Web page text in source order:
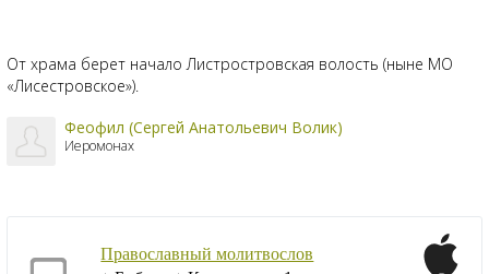
От храма берет начало Листростровская волость (ныне МО
«Лисестровское»).
Феофил (Сергей Анатольевич Волик)
Иеромонах
Православный молитвослов